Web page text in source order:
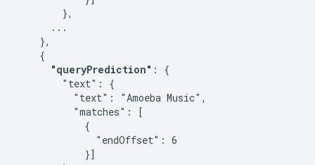
        },
      ...
    },
    {
"queryPrediction" : {
        "text": {
          "text": "Amoeba Music",
          "matches": [
            {
              "endOffset": 6
            }]